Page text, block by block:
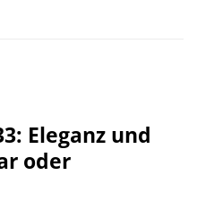
Eleganz und
oder